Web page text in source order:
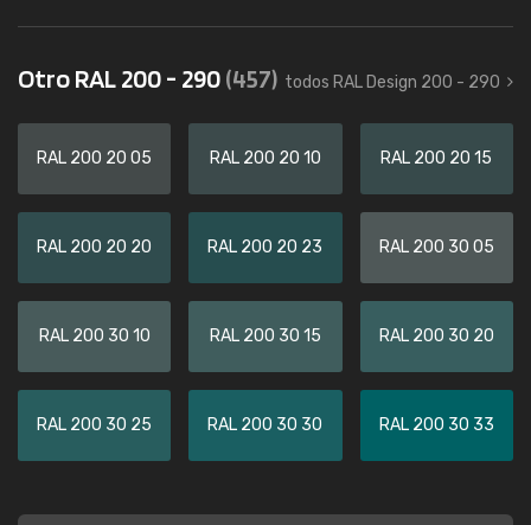
Otro RAL 200 - 290(457) todos RAL Design 200 - 290
RAL 200 20 05 RAL 200 20 10 RAL 200 20 15
RAL 200 20 20 RAL 200 20 23 RAL 200 30 05
RAL 200 30 10 RAL 200 30 15 RAL 200 30 20
RAL 200 30 25 RAL 200 30 30 RAL 200 30 33